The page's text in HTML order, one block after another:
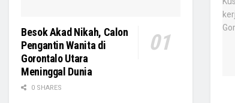
Besok Akad Nikah, Calon
Pengantin Wanita di
Gorontalo Utara
Meninggal Dunia
0 SHARES